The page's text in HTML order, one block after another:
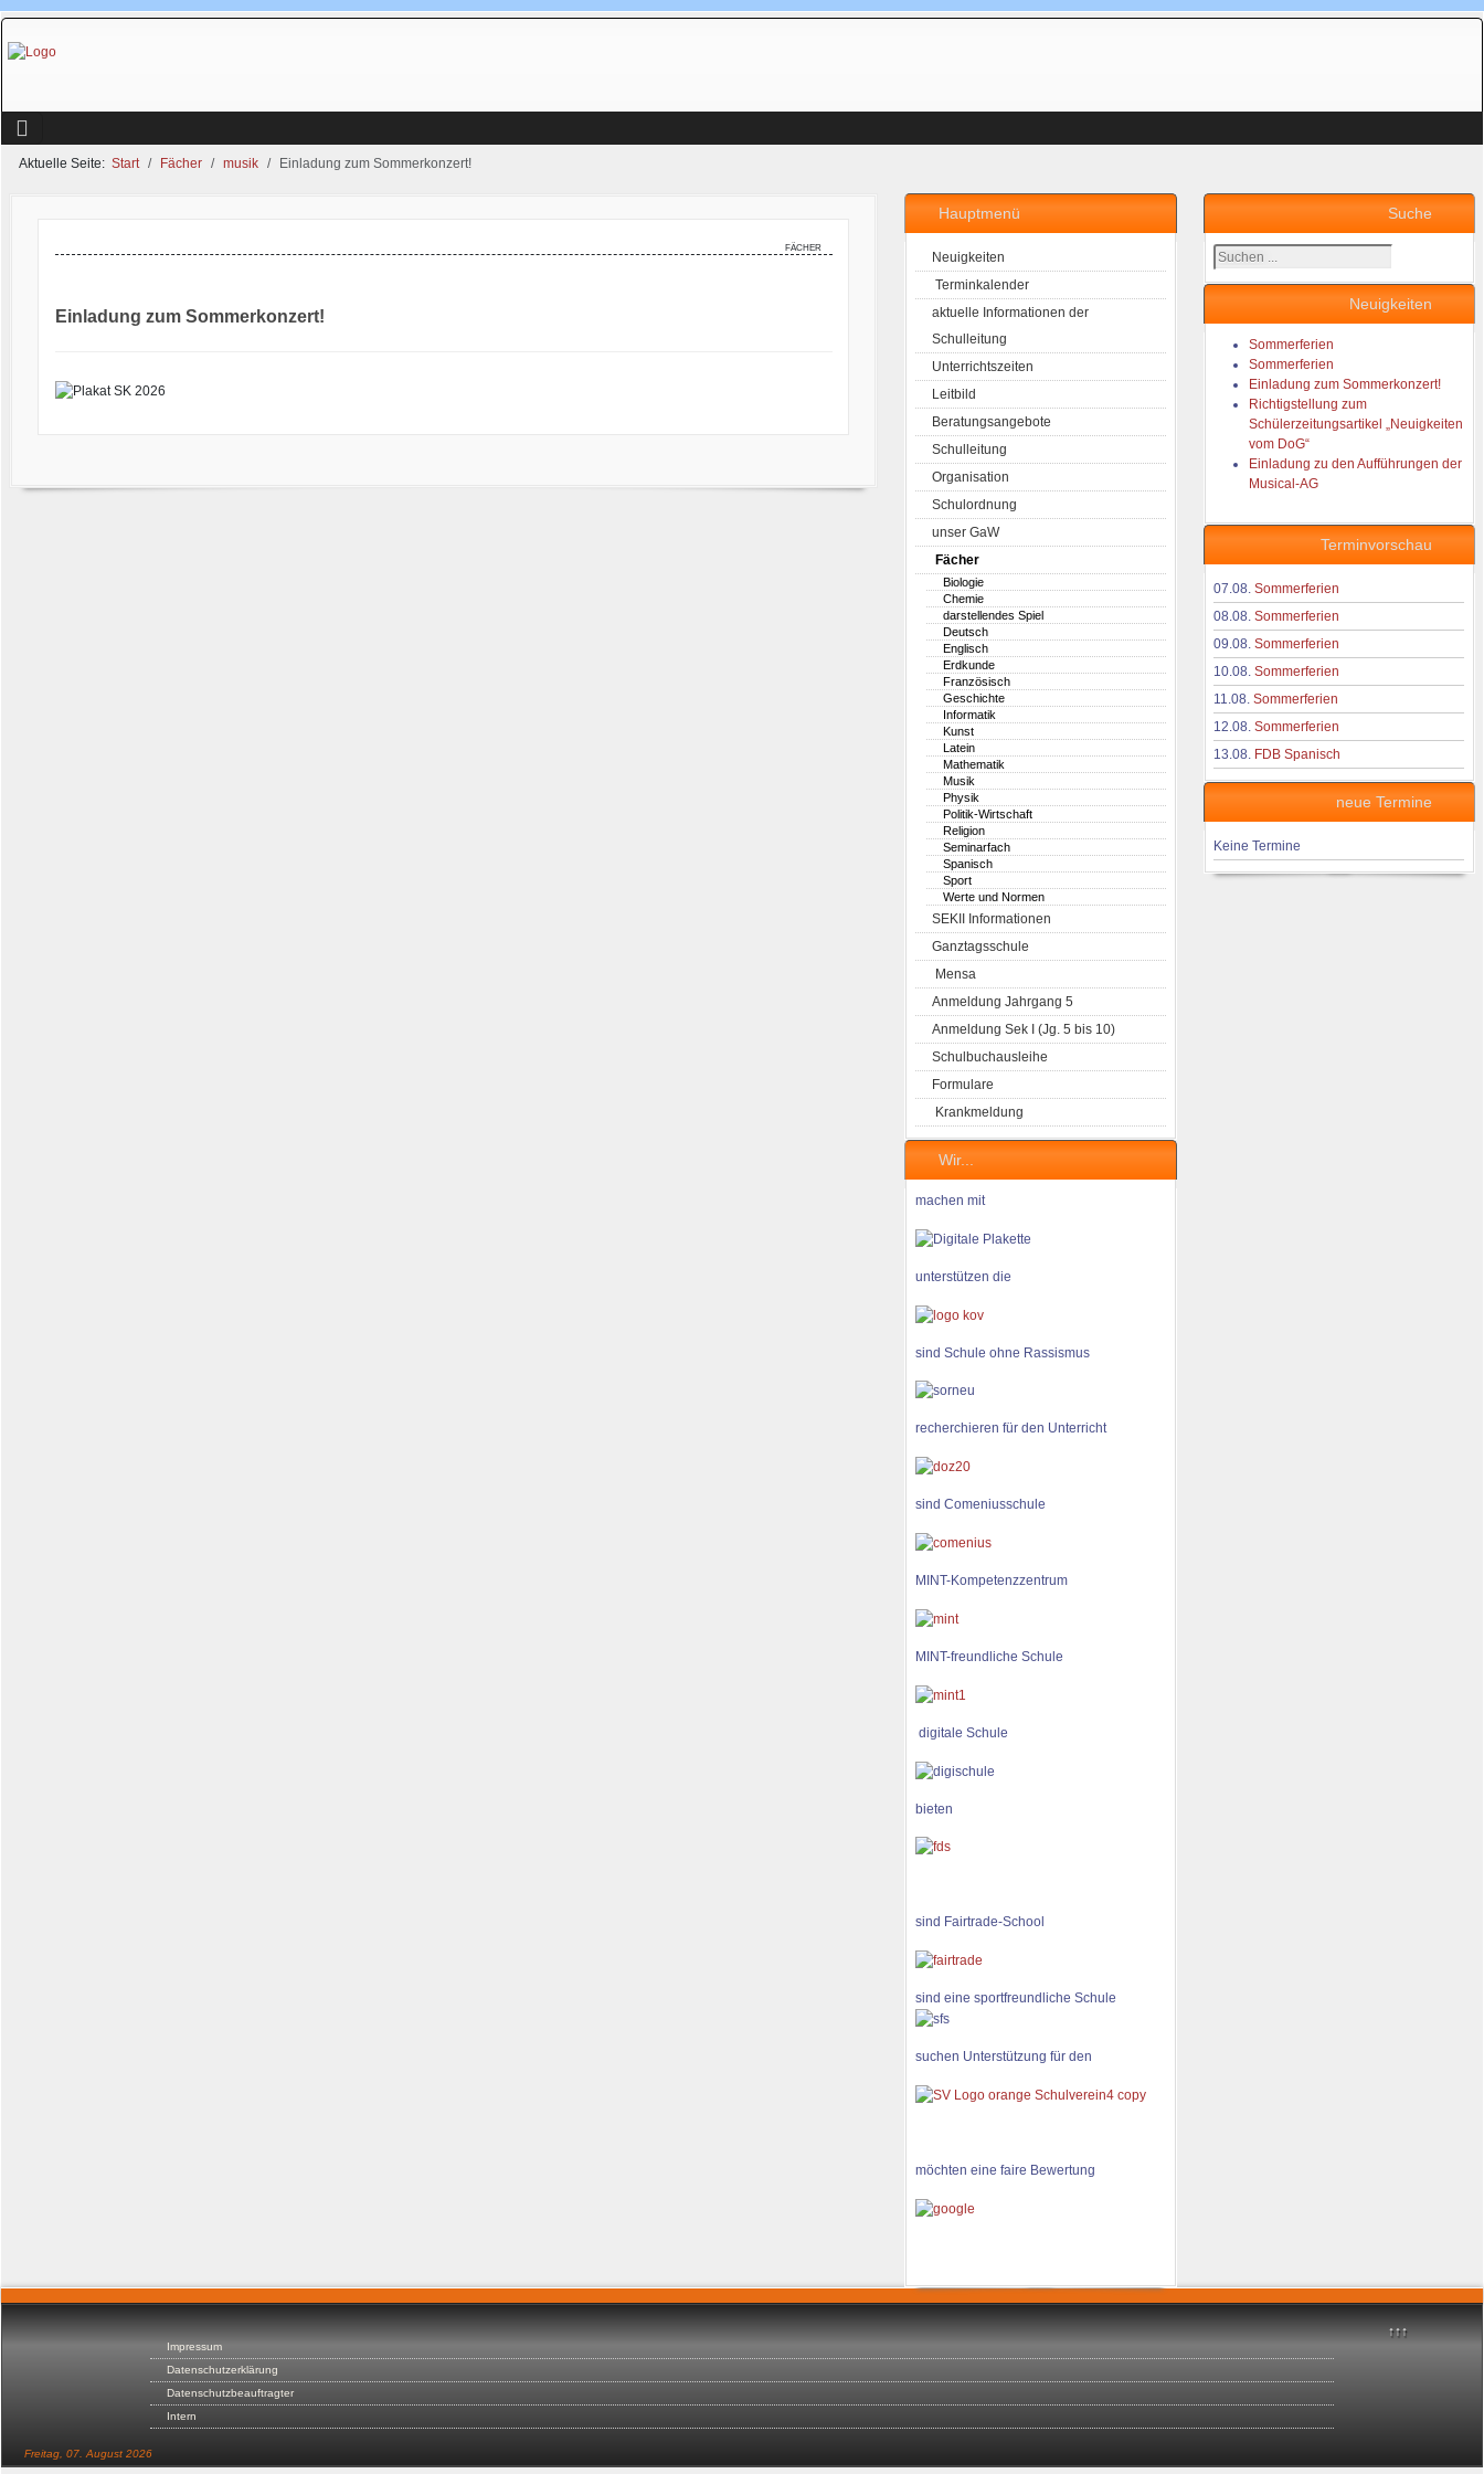
Aktuelle Seite: Start Fächer musik Einladung zum Sommerkonzert!
↑↑↑
Impressum
Datenschutzerklärung
Datenschutzbeauftragter
Intern
Freitag, 07. August 2026
Hauptmenü
Neuigkeiten
Terminkalender
aktuelle Informationen der
Schulleitung
Unterrichtszeiten
Leitbild
Beratungsangebote
Schulleitung
Organisation
Schulordnung
unser GaW
Fächer
Biologie
Chemie
darstellendes Spiel
Deutsch
Englisch
Erdkunde
Französisch
Geschichte
Informatik
Kunst
Latein
Mathematik
Musik
Physik
Politik-Wirtschaft
Religion
Seminarfach
Spanisch
Sport
Werte und Normen
SEKII Informationen
Ganztagsschule
Mensa
Anmeldung Jahrgang 5
Anmeldung Sek I (Jg. 5 bis 10)
Schulbuchausleihe
Formulare
Krankmeldung
Wir...
machen mit
unterstützen die
sind Schule ohne Rassismus
recherchieren für den Unterricht
sind Comeniusschule
MINT-Kompetenzzentrum
MINT-freundliche Schule
digitale Schule
bieten
sind Fairtrade-School
sind eine sportfreundliche Schule
suchen Unterstützung für den
möchten eine faire Bewertung
Suche
Suchen
...
Neuigkeiten
Sommerferien
Sommerferien
Einladung zum Sommerkonzert!
Richtigstellung zum
Schülerzeitungsartikel „Neuigkeiten
vom DoG“
Einladung zu den Aufführungen der
Musical-AG
Terminvorschau
07.08. Sommerferien
08.08. Sommerferien
09.08. Sommerferien
10.08. Sommerferien
11.08. Sommerferien
12.08. Sommerferien
13.08. FDB Spanisch
neue Termine
Keine Termine
fächer
Einladung zum Sommerkonzert!